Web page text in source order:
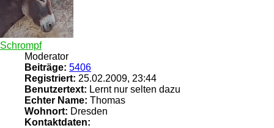
Schrompf
Moderator
Beiträge: 5406
Registriert: 25.02.2009, 23:44
Benutzertext: Lernt nur selten dazu
Echter Name: Thomas
Wohnort: Dresden
Kontaktdaten: